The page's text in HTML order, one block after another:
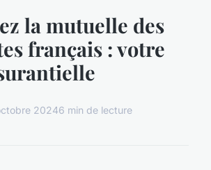
la mutuelle des
français : votre
20246 min de lecture